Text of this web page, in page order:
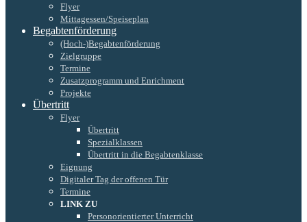
Flyer
Mittagessen/Speiseplan
Begabtenförderung
(Hoch-)Begabtenförderung
Zielgruppe
Termine
Zusatzprogramm und Enrichment
Projekte
Übertritt
Flyer
Übertritt
Spezialklassen
Übertritt in die Begabtenklasse
Eignung
Digitaler Tag der offenen Tür
Termine
LINK ZU
Personorientierter Unterricht